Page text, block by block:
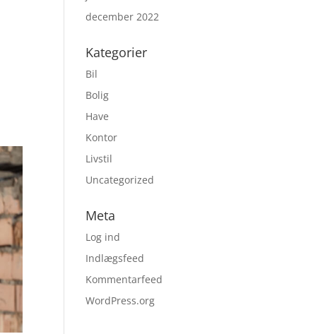
december 2022
Kategorier
Bil
Bolig
Have
Kontor
Livstil
Uncategorized
Meta
Log ind
Indlægsfeed
Kommentarfeed
WordPress.org